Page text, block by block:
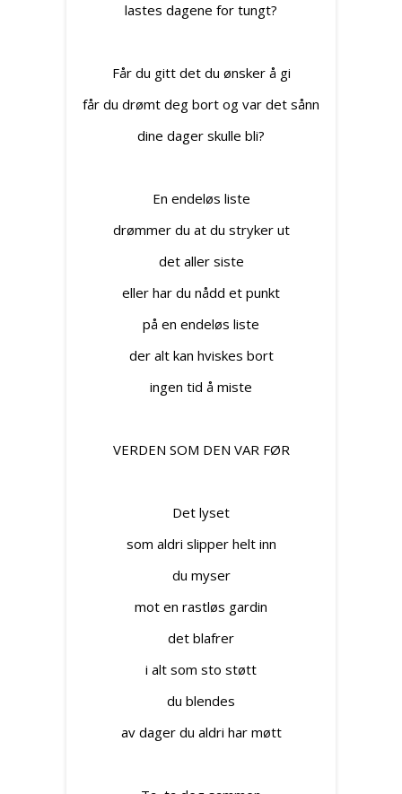
lastes dagene for tungt?
Får du gitt det du ønsker å gi
får du drømt deg bort og var det sånn
dine dager skulle bli?
En endeløs liste
drømmer du at du stryker ut
det aller siste
eller har du nådd et punkt
på en endeløs liste
der alt kan hviskes bort
ingen tid å miste
VERDEN SOM DEN VAR FØR
Det lyset
som aldri slipper helt inn
du myser
mot en rastløs gardin
det blafrer
i alt som sto støtt
du blendes
av dager du aldri har møtt